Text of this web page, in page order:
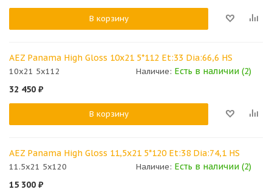
В корзину
AEZ Panama High Gloss 10x21 5*112 Et:33 Dia:66,6 HS
10x21 5x112 Наличие: Есть в наличии (2)
32 450 ₽
В корзину
AEZ Panama High Gloss 11,5x21 5*120 Et:38 Dia:74,1 HS
11.5x21 5x120 Наличие: Есть в наличии (2)
15 300 ₽